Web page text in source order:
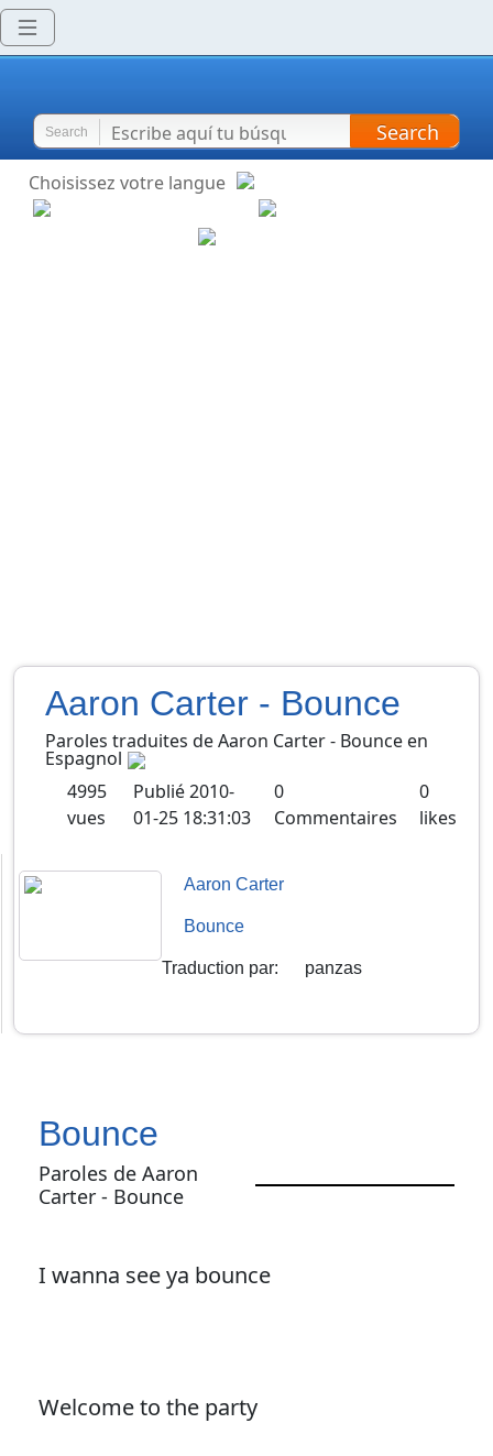
Search Search
Choisissez votre langue
Aaron Carter - Bounce
Paroles traduites deAaron Carter- Bounce en
Espagnol
4995
vues
Publié2010-
01-25 18:31:03
0
Commentaires
0
likes
Aaron Carter
Bounce
Traduction par: panzas
Bounce
Paroles de Aaron
Carter - Bounce
I wanna see ya bounce
Welcome to the party